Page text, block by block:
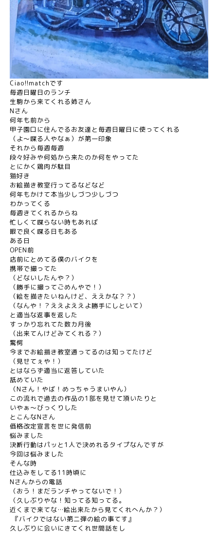
Ciao!!matchです
毎週日曜日のランチ
生駒から来てくれる姉さん
Nさん
何年も前から
甲子園口に住んでるお友達と毎週日曜日に使ってくれる
（よ〜喋る人やなぁ）が第一印象
それから毎週毎週
段々好みや何処から来たのか何をやってた
とにかく鶏肉が駄目
猫好き
お絵描き教室行ってるなどなど
何年もかけて本当少しづつ少しづつ
わかってくる
毎週きてくれるからね
忙しくて喋らない時もあれば
暇で良く喋る日もある
ある日
OPEN前
店前にとめてる僕のバイクを
携帯で撮ってた
（どないしたんや？）
（勝手に撮ってごめんやで！）
（絵を描きたいねんけど、ええかな？？）
（なんや！？ええよええよ勝手にしといて）
と適当な返事を返した
すっかり忘れてた数カ月後
（出来てんけどみてくれる？）
驚愕
今までお絵描き教室通ってるのは知ってたけど
（見せてぇや！）
とはならず適当に返答していた
舐めていた
（Nさん！やば！めっちゃうまいやん）
この流れで過去の作品の1部を見せて頂いたりと
いやぁ～びっくりした
とこんなNさん
価格改定宣言を世に発信前
悩みました
決断行動はパッと1人で決めれるタイプなんですが
今回は悩みました
そんな時
仕込みをしてる11時頃に
Nさんからの電話
（おう！まだランチやってないで！）
（久しぶりやな！知ってる知ってる。
近くまで来てな…絵出来たから見てくれへんか？）
『バイクではない第二弾の絵の事てす』
久しぶりに会いにきてくれ世間話をし